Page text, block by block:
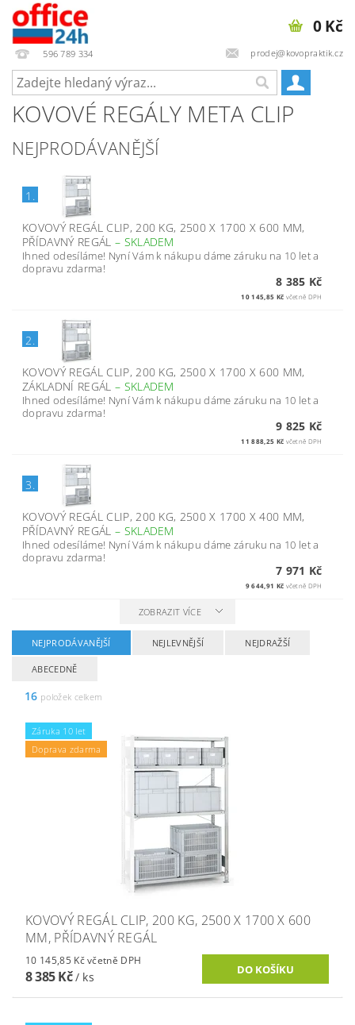
596 789 334 prodej@kovopraktik.cz
0 Kč
KOVOVÉ REGÁLY META CLIP
NEJPRODÁVANĚJŠÍ
1.
KOVOVÝ REGÁL CLIP, 200 KG, 2500 X 1700 X 600 MM,
PŘÍDAVNÝ REGÁL – SKLADEM
Ihned odesíláme! Nyní Vám k nákupu dáme záruku na 10 let a
dopravu zdarma!
8 385 Kč
10 145,85 Kč včetně DPH
2.
KOVOVÝ REGÁL CLIP, 200 KG, 2500 X 1700 X 600 MM,
ZÁKLADNÍ REGÁL – SKLADEM
Ihned odesíláme! Nyní Vám k nákupu dáme záruku na 10 let a
dopravu zdarma!
9 825 Kč
11 888,25 Kč včetně DPH
3.
KOVOVÝ REGÁL CLIP, 200 KG, 2500 X 1700 X 400 MM,
PŘÍDAVNÝ REGÁL – SKLADEM
Ihned odesíláme! Nyní Vám k nákupu dáme záruku na 10 let a
dopravu zdarma!
7 971 Kč
9 644,91 Kč včetně DPH
ZOBRAZIT VÍCE
NEJPRODÁVANĚJŠÍ NEJLEVNĚJŠÍ NEJDRAŽŠÍ
ABECEDNĚ
16 položek celkem
Záruka 10 let
Doprava zdarma
KOVOVÝ REGÁL CLIP, 200 KG, 2500 X 1700 X 600
MM, PŘÍDAVNÝ REGÁL
10 145,85 Kč včetně DPH
8 385 Kč/ ks